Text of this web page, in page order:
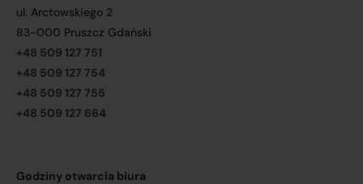
ul. Arctowskiego 2
83-000 Pruszcz Gdański
+48 509 127 751
+48 509 127 754
+48 509 127 755
+48 509 127 664
Godziny otwarcia biura